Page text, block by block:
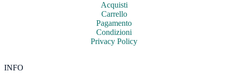
Acquisti
Carrello
Pagamento
Condizioni
Privacy Policy
INFO